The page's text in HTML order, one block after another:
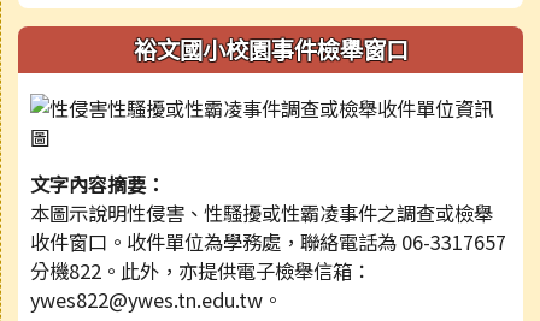
裕文國小校園事件檢舉窗口
文字內容摘要：
本圖示說明性侵害、性騷擾或性霸凌事件之調查或檢舉
收件窗口。收件單位為學務處，聯絡電話為 06-3317657
分機822。此外，亦提供電子檢舉信箱：
ywes822@ywes.tn.edu.tw。